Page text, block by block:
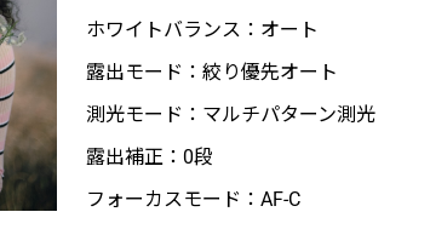
ホワイトバランス：オート
露出モード：絞り優先オート
測光モード：マルチパターン測光
露出補正：0段
フォーカスモード：AF-C